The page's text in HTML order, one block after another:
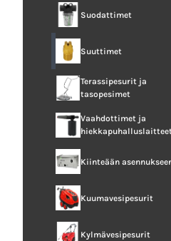
Suodattimet
Suuttimet
Terassipesurit ja
tasopesimet
Vaahdottimet ja
Kiinteään
Kuumavesipesurit
Kylmävesipesurit